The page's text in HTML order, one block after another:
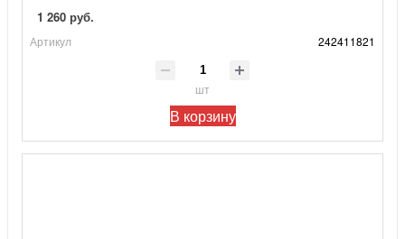
1 260 руб.
Артикул 242411821
шт
В корзину